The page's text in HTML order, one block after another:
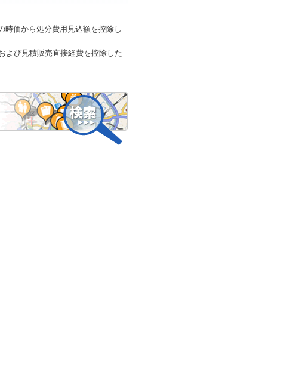
時価から処分費用見込額を控除し
よび見積販売直接経費を控除した